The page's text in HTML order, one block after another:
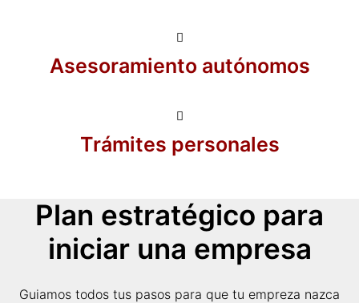
Asesoramiento autónomos
Trámites personales
Plan estratégico para
iniciar una empresa
Guiamos todos tus pasos para que tu empreza nazca